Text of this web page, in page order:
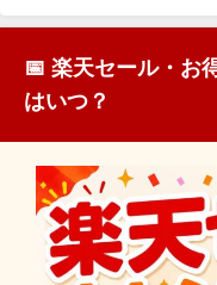
📅 楽天セール・お
はいつ？